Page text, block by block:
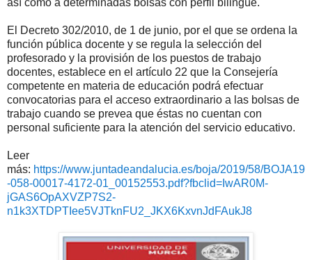
así como a determinadas bolsas con perfil bilingüe.
El Decreto 302/2010, de 1 de junio, por el que se ordena la
función pública docente y se regula la selección del
profesorado y la provisión de los puestos de trabajo
docentes, establece en el artículo 22 que la Consejería
competente en materia de educación podrá efectuar
convocatorias para el acceso extraordinario a las bolsas de
trabajo cuando se prevea que éstas no cuentan con
personal suficiente para la atención del servicio educativo.
Leer
más: https://www.juntadeandalucia.es/boja/2019/58/BOJA19
-058-00017-4172-01_00152553.pdf?fbclid=IwAR0M-
jGAS6OpAXVZP7S2-
n1k3XTDPTIee5VJTknFU2_JKX6KxvnJdFAukJ8